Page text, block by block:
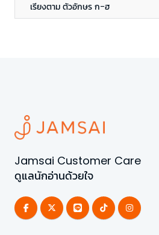
เรียงตาม ตัวอักษร ก-ฮ
Jamsai Customer Care
ดูแลนักอ่านด้วยใจ